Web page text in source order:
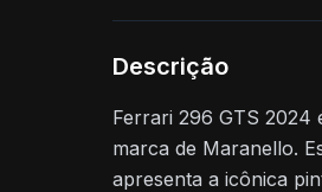
Descrição
Ferrari 296 GTS 2024
marca de Maranello.
apresenta a icônica